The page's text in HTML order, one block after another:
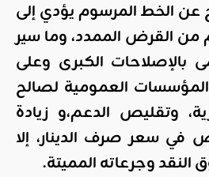
عن الخط المرسوم يؤدي إلى
القرض الممدد، وما سير
بالإصلاحات الكبرى وعلى
العمومية لصالح
وتقليص الدعم،و زيادة
في سعر صرف الدينار، إلا
وجرعاته المميتة.